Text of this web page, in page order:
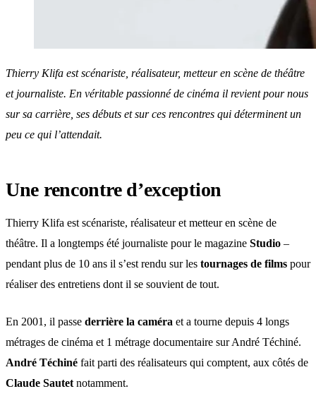
Thierry Klifa est scénariste, réalisateur, metteur en scène de théâtre
et journaliste. En véritable passionné de cinéma il revient pour nous
sur sa carrière, ses débuts et sur ces rencontres qui déterminent un
peu ce qui l’attendait.
Une rencontre d’exception
Thierry Klifa est scénariste, réalisateur et metteur en scène de
théâtre. Il a longtemps été journaliste pour le magazine Studio –
pendant plus de 10 ans il s’est rendu sur les tournages de films pour
réaliser des entretiens dont il se souvient de tout.
En 2001, il passe derrière la caméra et a tourne depuis 4 longs
métrages de cinéma et 1 métrage documentaire sur André Téchiné.
André Téchiné fait parti des réalisateurs qui comptent, aux côtés de
Claude Sautet notamment.